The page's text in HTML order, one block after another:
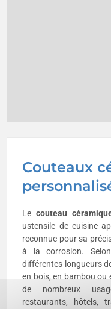
Couteaux
Lecouteau
ustensile de cuisine
reconnue pour sa
à la corrosion.
différentes longueurs
en bois, en bambou ou
de nombreux
restaurants, hôtels,